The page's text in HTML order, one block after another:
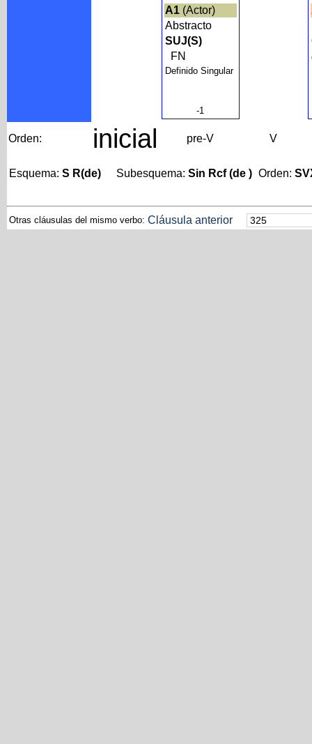
A1(Actor)
Abstracto
SUJ(S)
FN
Definido Singular
-1
Orden: inicial pre-V V
Esquema: S R(de) Subesquema: Sin Rcf (de ) Orden:
Otras cláusulas del mismo verbo: Cláusula anterior